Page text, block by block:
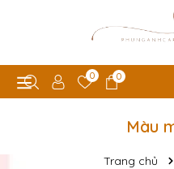
0 0
Màu
Trang chủ